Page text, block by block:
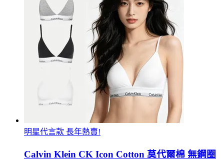
明星代言款 長年熱賣!
Calvin Klein CK Icon Cotton 莫代爾棉 無鋼圈